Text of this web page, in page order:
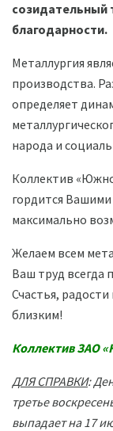
созидательный
благодарности.
Металлургия
производства.
определяет
народа и
Коллектив
гордится Вашими
максимально
Желаем всем
Ваш труд всегда
Счастья,
близким!
Коллектив ЗАО
ДЛЯ СПРАВКИ:
третье
выпадает на 17